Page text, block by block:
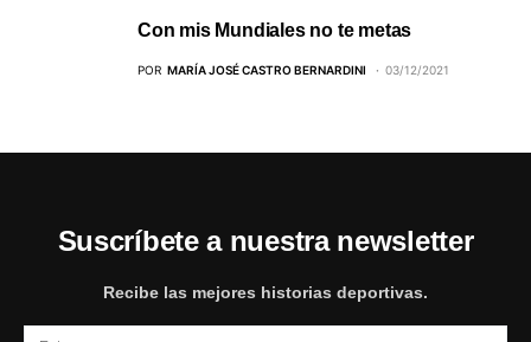
Con mis Mundiales no te metas
POR MARÍA JOSÉ CASTRO BERNARDINI 03/12/2021
Suscríbete a nuestra newsletter
Recibe las mejores historias deportivas.